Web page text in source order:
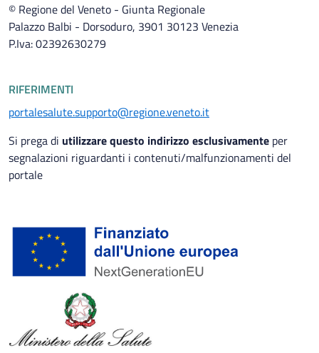
© Regione del Veneto - Giunta Regionale
Palazzo Balbi - Dorsoduro, 3901 30123 Venezia
P.Iva: 02392630279
RIFERIMENTI
portalesalute.supporto@regione.veneto.it
Si prega di utilizzare questo indirizzo esclusivamente per
segnalazioni riguardanti i contenuti/malfunzionamenti del
portale